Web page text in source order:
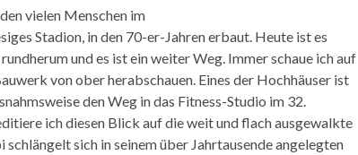
vielen Menschen im
Stadion, in den 70-er-Jahren erbaut. Heute ist es
und es ist ein weiter Weg. Immer schaue ich auf
von ober herabschauen. Eines der Hochhäuser ist
den Weg in das Fitness-Studio im 32.
ich diesen Blick auf die weit und flach ausgewalkte
sich in seinem über Jahrtausende angelegten